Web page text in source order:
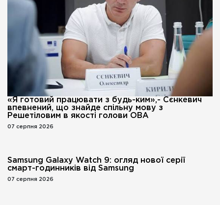
«Я готовий працювати з будь-ким»,- Сєнкевич
впевнений, що знайде спільну мову з
Решетіловим в якості голови ОВА
07 серпня 2026
Samsung Galaxy Watch 9: огляд нової серії
смарт-годинників від Samsung
07 серпня 2026